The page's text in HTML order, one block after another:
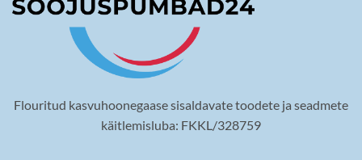
Flouritud kasvuhoonegaase sisaldavate toodete ja seadmete
käitlemisluba: FKKL/328759